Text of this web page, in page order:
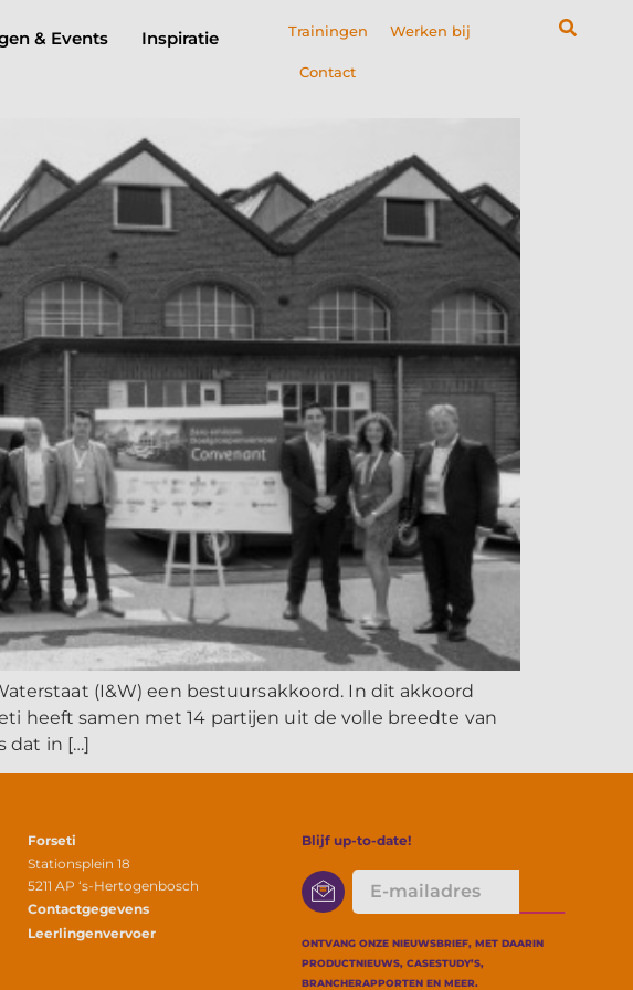
& Events
Inspiratie
Trainingen Werken bij
Contact
(I&W) een bestuursakkoord. In dit akkoord
heeft samen met 14 partijen uit de volle breedte van
dat in […]
Forseti
Stationsplein 18
5211 AP ‘s-Hertogenbosch
Contactgegevens
Leerlingenvervoer
Blijf up-to-date!
E-
mailadres
ONTVANG ONZE NIEUWSBRIEF, MET DAARIN
PRODUCTNIEUWS, CASESTUDY’S,
BRANCHERAPPORTEN EN MEER.